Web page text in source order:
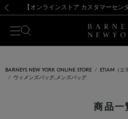
【夏季休業に伴う出荷一時停止
熊本県を中心とした地震の影響に
【開催中】SUMMER SALE
【夏季休業に伴う出荷一時停止
BARNEYS NEW YORK ONLINE STORE
ETIAM（エ
ウィメンズバッグ,メンズバッグ
商品一